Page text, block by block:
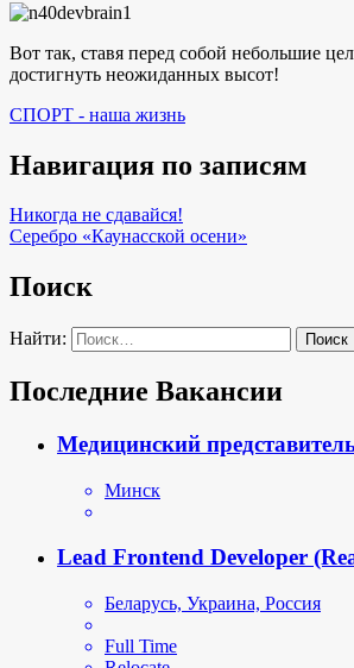
Вот так, ставя перед собой небольшие
достигнуть неожиданных высот!
СПОРТ - наша жизнь
Навигация по записям
Никогда не сдавайся!
Серебро «Каунасской осени»
Поиск
Найти:
Последние Вакансии
Медицинский
Минск
Lead Frontend Developer
Беларусь, Украина, Россия
Full Time